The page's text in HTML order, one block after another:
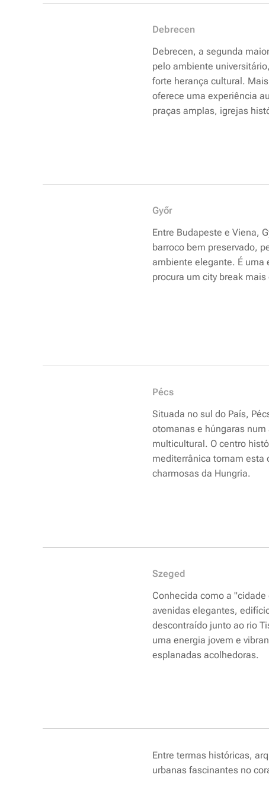
Debrecen
Debrecen, a segunda
pelo ambiente
forte herança cultural.
oferece uma experiência
praças amplas, igrejas
Győr
Entre Budapeste e Viena,
barroco bem preservado,
ambiente elegante. É uma
procura um city break
Pécs
Situada no sul do País,
otomanas e húngaras
multicultural. O centro
mediterrânica tornam esta
charmosas da Hungria.
Szeged
Conhecida como a
avenidas elegantes,
descontraído junto ao rio
uma energia jovem e
esplanadas acolhedoras.
Entre termas históricas,
urbanas fascinantes no